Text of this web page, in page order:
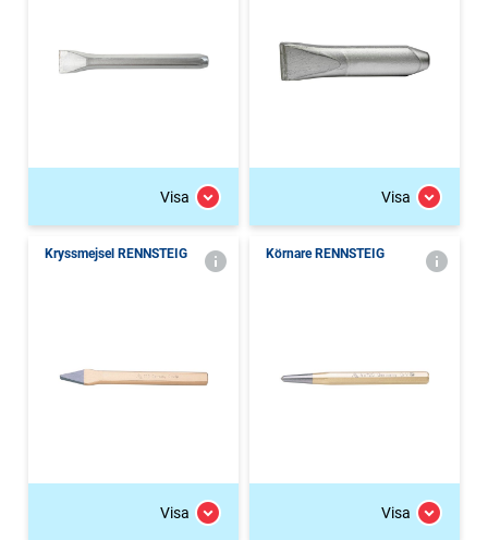
Visa Visa
Kryssmejsel RENNSTEIG
Visa
Körnare RENNSTEIG
Visa